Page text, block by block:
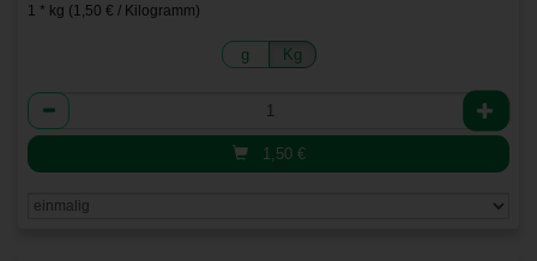
1 * kg (1,50 € / Kilogramm)
g Kg
Anzahl
1,50 €